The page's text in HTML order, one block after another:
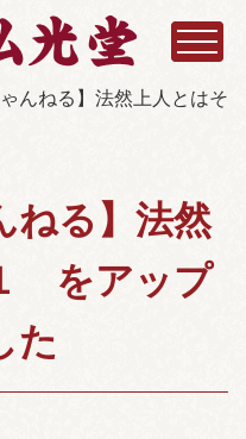
ゃんねる】法然上人とはそ
ねる】法然
をアップ
た